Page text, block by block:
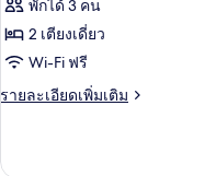
เตียง
ใหญ่
เตียง
ห้อง
ซู
พี
เตียง
พักได้ 3 คน
2 เตียงเดี่ยว
Wi-Fi ฟรี
รายละเอียดเพิ่มเติม
ราย